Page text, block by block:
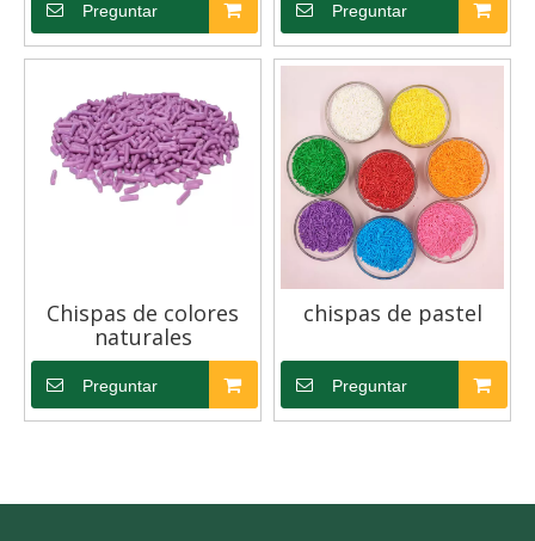
Preguntar Preguntar
Chispas de colores
naturales
Preguntar
chispas de pastel
Preguntar